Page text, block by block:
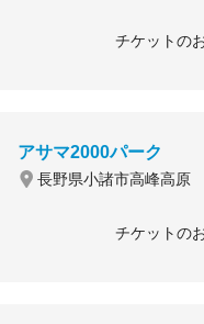
チケットの
アサマ2000パーク
長野県小諸市高峰高原
チケットの